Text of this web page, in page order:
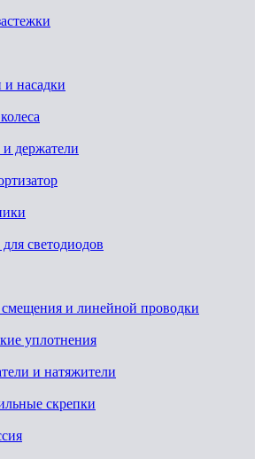
и насадки
держатели
светодиодов
и линейной проводки
уплотнения
и натяжители
скрепки